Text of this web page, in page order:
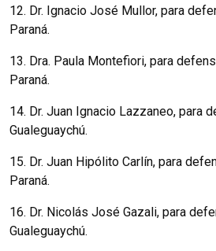
12. Dr. Ignacio José Mullor, para
Paraná.
13. Dra. Paula Montefiori, para
Paraná.
14. Dr. Juan Ignacio Lazzaneo, para
Gualeguaychú.
15. Dr. Juan Hipólito Carlín, para
Paraná.
16. Dr. Nicolás José Gazali, para
Gualeguaychú.